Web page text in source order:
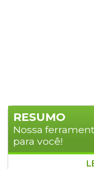
RESUMO
Nossa
para você!